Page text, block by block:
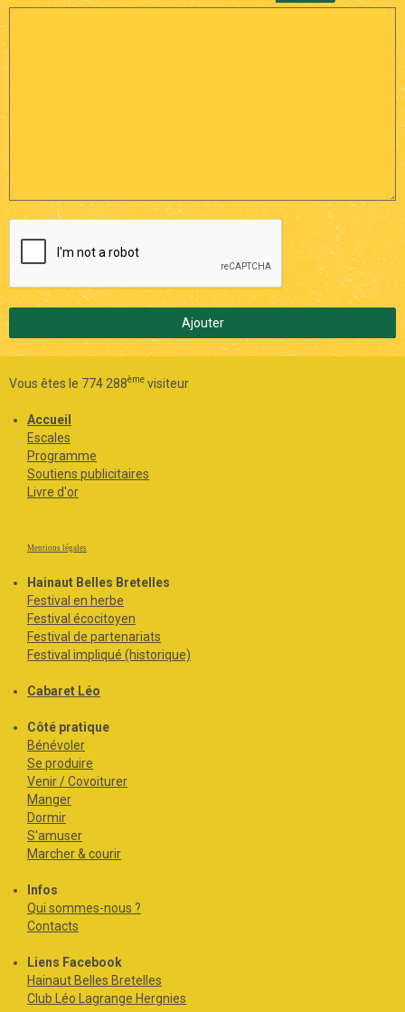
Ajouter
Vous êtes le 774 288ème visiteur
Accueil
Escales
Programme
Soutiens publicitaires
Livre d'or
Mentions légales
Hainaut Belles Bretelles
Festival en herbe
Festival écocitoyen
Festival de partenariats
Festival impliqué (historique)
Cabaret Léo
Côté pratique
Bénévoler
Se produire
Venir / Covoiturer
Manger
Dormir
S'amuser
Marcher & courir
Infos
Qui sommes-nous ?
Contacts
Liens Facebook
Hainaut Belles Bretelles
Club Léo Lagrange Hergnies